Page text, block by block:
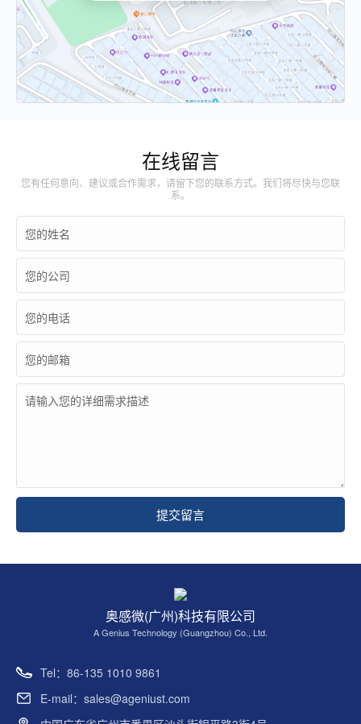
在线留言
您有任何意向、建议或合作需求，请留下您的联系方式。我们将尽快与您联
系。
提交留言
奥感微(广州)科技有限公司
A Genius Technology (Guangzhou) Co., Ltd.
Tel：86-135 1010 9861
E-mail：sales@ageniust.com